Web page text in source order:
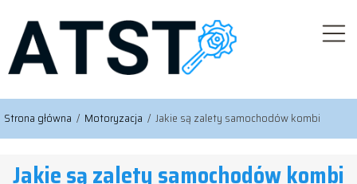
Strona główna / Motoryzacja / Jakie są zalety samochodów kombi
Jakie są zalety samochodów kombi